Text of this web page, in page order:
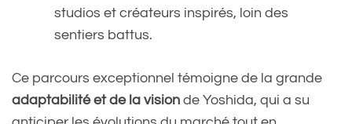
studios et créateurs inspirés, loin des
sentiers battus.
Ce parcours exceptionnel témoigne de la grande
adaptabilité et de la vision de Yoshida, qui a su